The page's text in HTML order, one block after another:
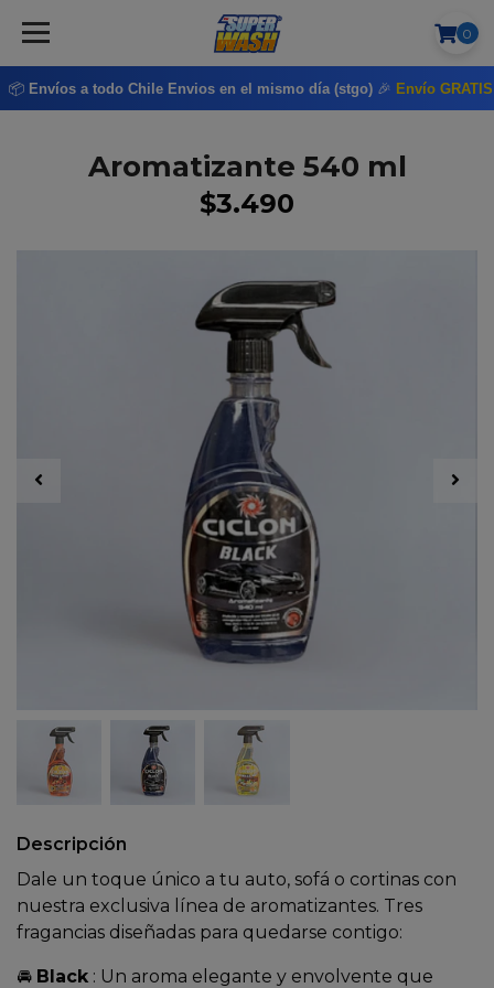
📦 Envíos a todo Chile Envios en el mismo día (stgo) 🎉 Envío
0
Aromatizante 540 ml
$3.490
Descripción
Dale un toque único a tu auto, sofá o cortinas con
nuestra exclusiva línea de aromatizantes. Tres
fragancias diseñadas para quedarse contigo:
🚘 Black : Un aroma elegante y envolvente que